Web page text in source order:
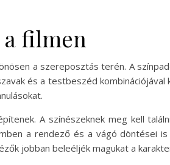
a filmen
a szereposztás terén. A
és a testbeszéd kombinációjával
A színészeknek meg kell
a rendező és a vágó döntései is
jobban beleéljék magukat a